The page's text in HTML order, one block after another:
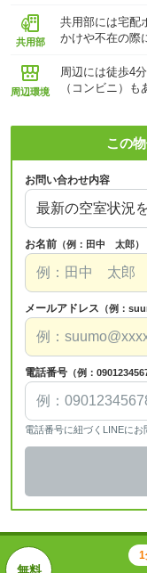
共用部
共用部には宅配
かけや不在の際
周辺環境
周辺には徒歩4
（コンビニ）
この
お問い合わせ内容
お名前 （例：田中 太郎）
メールアドレス （例：
電話番号 （例：
電話番号に紐づくLINEにお
1